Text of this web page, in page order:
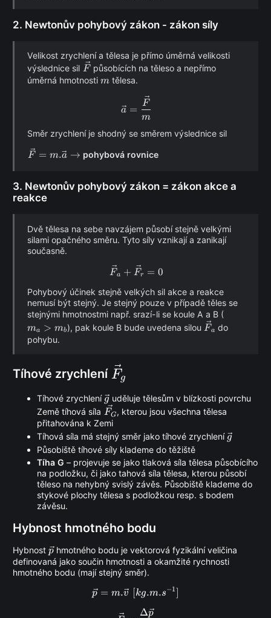
2. Newtonův pohybový zákon - zákon síly
Velikost zrychlení a tělesa je přímo úměrná velikosti
výslednice sil \vec{F}
F působících na těleso a nepřímo
úměrná hmotnostim
m tělesa.
\vec a = \frac{\vec F}{m}
a =
m
F
Směr zrychlení je shodný se směrem výslednice sil
\vec F = m.
\rightarrow
F = m.a → pohybová rovnice
3. Newtonův pohybový zákon = zákon akce a
reakce
Dvě tělesa na sebe navzájem působí stejně velkými
silami opačného směru. Tyto síly vznikají a zanikají
současně.
\vec F_a + \vec F_r = 0
Fa + Fr = 0
Pohybový účinek stejně velkých sil akce a reakce
nemusí být stejný. Je stejný pouze v případě těles se
stejnými hmotnostmi např. srazí-li se koule A a B (
>
ma > mb), pak koule B bude uvedena silou \vec
Fa do
pohybu.
Tíhové zrychlení \vec
Fg
Tíhové zrychlení \vec
g
g uděluje tělesům v blízkosti povrchu
Země tíhová síla \vec{F_G}
FG , kterou jsou všechna tělesa
přitahována k Zemi
Tíhová síla má stejný směr jako tíhové zrychlení \vec
g
Působiště tíhové síly klademe do těžiště
Tíha G – projevuje se jako tlaková síla tělesa působícího
na podložku, či jako tahová síla tělesa, kterou působí
těleso na nehybný svislý závěs. Působiště klademe do
stykové plochy tělesa s podložkou resp. s bodem
závěsu.
Hybnost hmotného bodu
Hybnost\vec
p
phmotného bodu je vektorová fyzikální veličina
definovaná jako součin hmotnosti a okamžité rychnosti
hmotného bodu (mají stejný směr).
\vec p = m. \vec v \,\,
p = m.v kg.m.s−1
\vec F = \frac{\Delta \vec
Δp